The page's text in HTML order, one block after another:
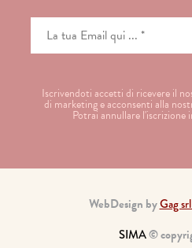
Iscrivendoti accetti di ricevere il
di marketing e acconsenti alla
Potrai annullare l'iscrizione
WebDesign byGag
SIMA©